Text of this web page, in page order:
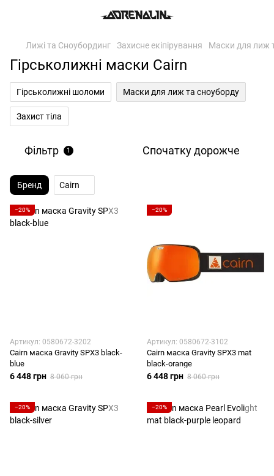
Лижі та Сноубординг Захисне екіпірування Маски для лиж
Гірськолижні маски Cairn
Гірськолижні шоломи Маски для лиж та сноуборду
Захист тіла
Фільтр 1 Спочатку дорожче
Бренд Cairn
−20%
Артикул: 0580672-3202
Cairn маска Gravity SPX3 black-
blue
6 448 грн 8 060 грн
−20%
Артикул: 0580672-3102
Cairn маска Gravity SPX3 mat
black-orange
6 448 грн 8 060 грн
−20% −20%